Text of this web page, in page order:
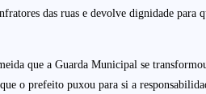
das ruas e devolve dignidade para
que a Guarda Municipal se
o prefeito puxou para si a